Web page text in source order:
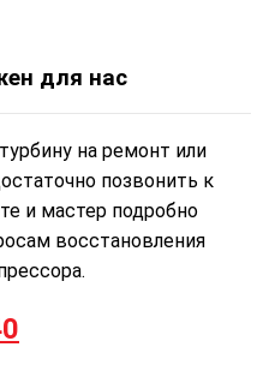
для нас
на ремонт или
позвонить к
и мастер подробно
восстановления